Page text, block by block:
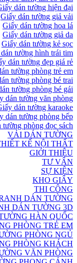
dán tường hiện đại
Giấy dán tường giả vải
Giấy dán tường hoa lá
Giấy dán tường giả da
Giấy dán tường kẻ sọc
tường hình trái tim
dán tường đẹp giá rẻ
tường phòng trẻ em
tường phòng bé trai
tường phòng bé gái
dán tường văn phòng
dán tường karaoke
dán tường phòng bếp
tường phòng đọc sách
VẢI DÁN TƯỜNG
KẾ NỘI THẤT
GIỚI THIỆU
TƯ VẤN
SỰ KIỆN
KHO GIẤY
THI CÔNG
DÁN TƯỜNG
DÁN TƯỜNG 3D
HÀN QUỐC
PHÒNG TRẺ EM
PHÒNG NGỦ
PHÒNG KHÁCH
VĂN PHÒNG